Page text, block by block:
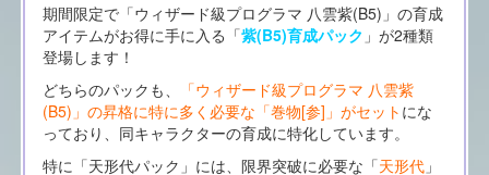
期間限定で「ウィザード級プログラマ 八雲紫(B5)」の育成
アイテムがお得に手に入る「紫(B5)育成パック 」が2種類
登場します！
どちらのパックも、
「ウィザード級プログラマ 八雲紫
(B5)」の昇格に特に多く必要な「巻物[参]」がセット にな
っており、同キャラクターの育成に特化しています。
特に「天形代パック」には、限界突破に必要な「天形代」